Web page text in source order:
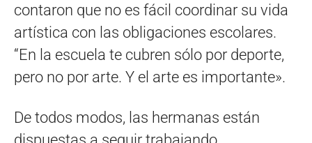
contaron que no es fácil coordinar su vida
artística con las obligaciones escolares.
“En la escuela te cubren sólo por deporte,
pero no por arte. Y el arte es importante».
De todos modos, las hermanas están